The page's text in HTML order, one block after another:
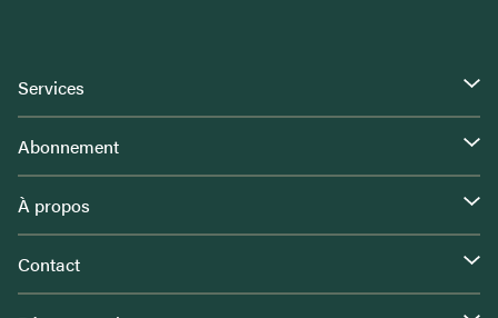
Services
Abonnement
À propos
Contact